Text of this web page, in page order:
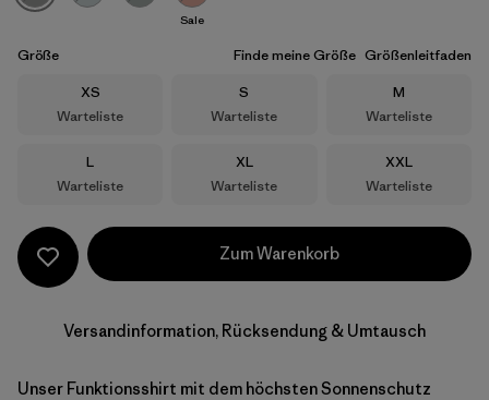
Sale
Größe Finde meine Größe Größenleitfaden
Größe
XS
Warteliste
Größe
S
Warteliste
Größe
M
Warteliste
Größe
L
Warteliste
Größe
XL
Warteliste
Größe
XXL
Warteliste
Zum Warenkorb
Versandinformation, Rücksendung & Umtausch
Unser Funktionsshirt mit dem höchsten Sonnenschutz